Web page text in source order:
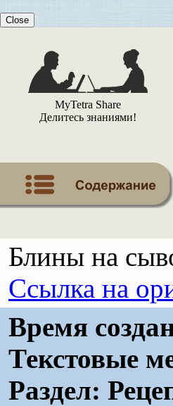
Close
MyTetra Share
Делитесь знаниями!
Блины на
Ссылка на
Время
Текстовые
Раздел: